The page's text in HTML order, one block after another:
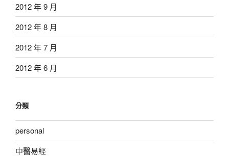
2012 年 9 月
2012 年 8 月
2012 年 7 月
2012 年 6 月
分類
personal
中醫易經